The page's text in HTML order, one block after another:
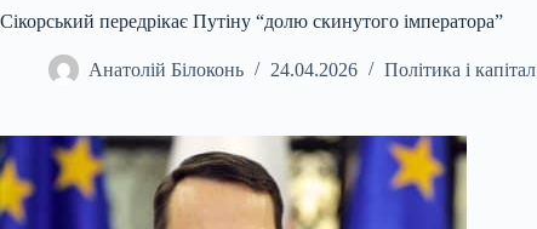
Сікорський передрікає Путіну “долю скинутого імператора”
Анатолій Білоконь 24.04.2026 Політика і капітал